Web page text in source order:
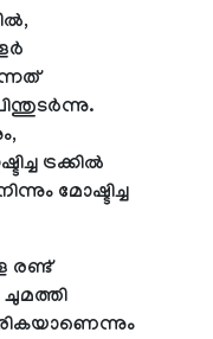
ട്രക്കിൽ
മോഷ്ടിച്ച
രണ്ട്